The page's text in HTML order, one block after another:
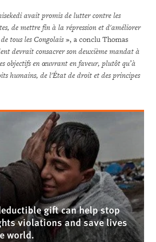
avait promis de lutter contre les
de mettre fin à la répression et d'améliorer
tous les Congolais», a conclu Thomas
devrait consacrer son deuxième mandat à
objectifs en œuvrant en faveur, plutôt qu’à
humains, de l'État de droit et des principes
gift can help stop
violations and save lives
world.